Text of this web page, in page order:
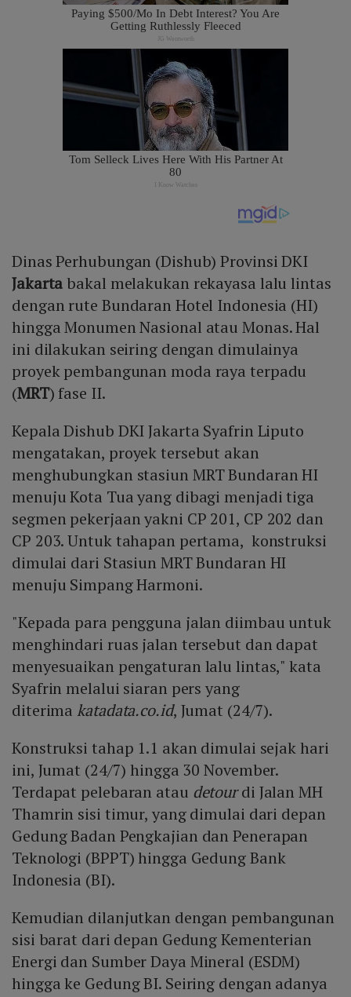
Dinas Perhubungan (Dishub) Provinsi DKI
Jakartabakal melakukan rekayasa lalu lintas
dengan rute Bundaran Hotel Indonesia (HI)
hingga Monumen Nasional atau Monas. Hal
ini dilakukan seiring dengan dimulainya
proyek pembangunan moda raya terpadu
(MRT) fase II.
Kepala Dishub DKI Jakarta Syafrin Liputo
mengatakan, proyek tersebut akan
menghubungkan stasiun MRT Bundaran HI
menuju Kota Tua yang dibagi menjadi tiga
segmen pekerjaan yakni CP 201, CP 202 dan
CP 203. Untuk tahapan pertama, konstruksi
dimulai dari Stasiun MRT Bundaran HI
menuju Simpang Harmoni.
"Kepada para pengguna jalan diimbau untuk
menghindari ruas jalan tersebut dan dapat
menyesuaikan pengaturan lalu lintas," kata
Syafrin melalui siaran pers yang
diterima katadata.co.id, Jumat (24/7).
Konstruksi tahap 1.1 akan dimulai sejak hari
ini, Jumat (24/7) hingga 30 November.
Terdapat pelebaran atau detourdi Jalan MH
Thamrin sisi timur, yang dimulai dari depan
Gedung Badan Pengkajian dan Penerapan
Teknologi (BPPT) hingga Gedung Bank
Indonesia (BI).
Kemudian dilanjutkan dengan pembangunan
sisi barat dari depan Gedung Kementerian
Energi dan Sumber Daya Mineral (ESDM)
hingga ke Gedung BI. Seiring dengan adanya